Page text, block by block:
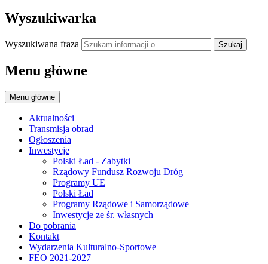
Wyszukiwarka
Wyszukiwana fraza Szukaj
Menu główne
Menu główne
Aktualności
Transmisja obrad
Ogłoszenia
Inwestycje
Polski Ład - Zabytki
Rządowy Fundusz Rozwoju Dróg
Programy UE
Polski Ład
Programy Rządowe i Samorządowe
Inwestycje ze śr. własnych
Do pobrania
Kontakt
Wydarzenia Kulturalno-Sportowe
FEO 2021-2027